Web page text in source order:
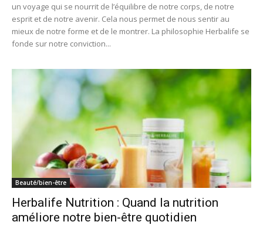
un voyage qui se nourrit de l’équilibre de notre corps, de notre
esprit et de notre avenir. Cela nous permet de nous sentir au
mieux de notre forme et de le montrer. La philosophie Herbalife se
fonde sur notre conviction...
Beauté/bien-être
Herbalife Nutrition : Quand la nutrition
améliore notre bien-être quotidien